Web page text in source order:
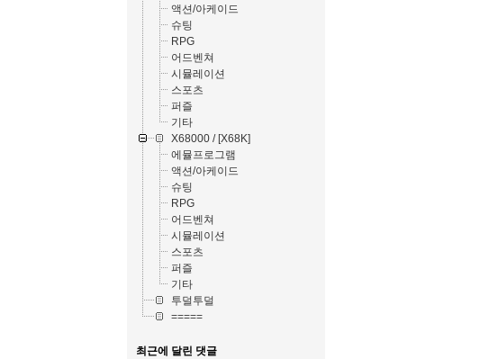
액션/아케이드
슈팅
RPG
어드벤쳐
시뮬레이션
스포츠
퍼즐
기타
X68000 / [X68K]
에뮬프로그램
액션/아케이드
슈팅
RPG
어드벤쳐
시뮬레이션
스포츠
퍼즐
기타
투덜투덜
=====
최근에 달린 댓글